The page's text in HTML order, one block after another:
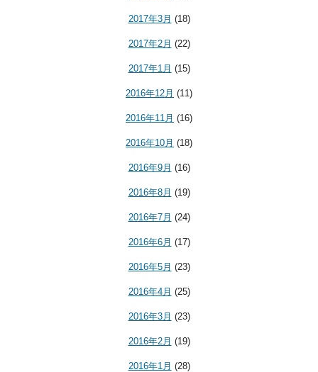
2017年3月 (18)
2017年2月 (22)
2017年1月 (15)
2016年12月 (11)
2016年11月 (16)
2016年10月 (18)
2016年9月 (16)
2016年8月 (19)
2016年7月 (24)
2016年6月 (17)
2016年5月 (23)
2016年4月 (25)
2016年3月 (23)
2016年2月 (19)
2016年1月 (28)